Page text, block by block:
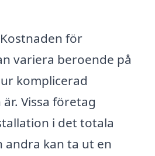
Kostnaden för
variera beroende på
komplicerad
Vissa företag
i det totala
andra kan ta ut en